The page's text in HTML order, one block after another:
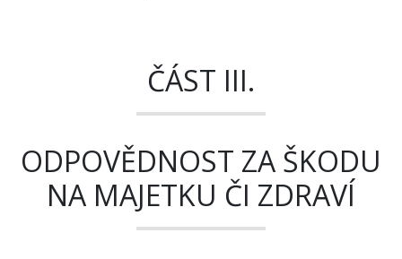
ČÁST III.
ODPOVĚDNOST ZA ŠKODU
NA MAJETKU ČI ZDRAVÍ